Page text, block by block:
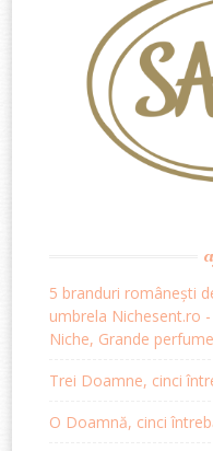
5 branduri românești
umbrela Nichesent.ro
Niche, Grande
Trei Doamne, cinci
O Doamnă, cinci